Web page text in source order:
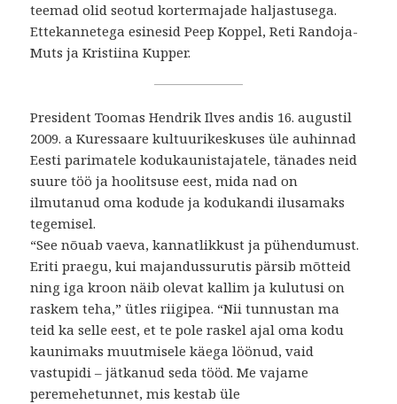
teemad olid seotud kortermajade haljastusega.
Ettekannetega esinesid Peep Koppel, Reti Randoja-
Muts ja Kristiina Kupper.
President Toomas Hendrik Ilves andis 16. augustil
2009. a Kuressaare kultuurikeskuses üle auhinnad
Eesti parimatele kodukaunistajatele, tänades neid
suure töö ja hoolitsuse eest, mida nad on
ilmutanud oma kodude ja kodukandi ilusamaks
tegemisel.
“See nõuab vaeva, kannatlikkust ja pühendumust.
Eriti praegu, kui majandussurutis pärsib mõtteid
ning iga kroon näib olevat kallim ja kulutusi on
raskem teha,” ütles riigipea. “Nii tunnustan ma
teid ka selle eest, et te pole raskel ajal oma kodu
kaunimaks muutmisele käega löönud, vaid
vastupidi – jätkanud seda tööd. Me vajame
peremehetunnet, mis kestab üle